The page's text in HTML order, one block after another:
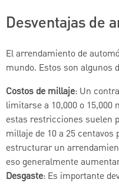
Desventajas de
El arrendamiento de
mundo. Estos son algunos
Costos de millaje: Un
limitarse a 10,000 o 15,000
estas restricciones suelen
millaje de 10 a 25 centavos
estructurar un
eso generalmente
Desgaste: Es importante